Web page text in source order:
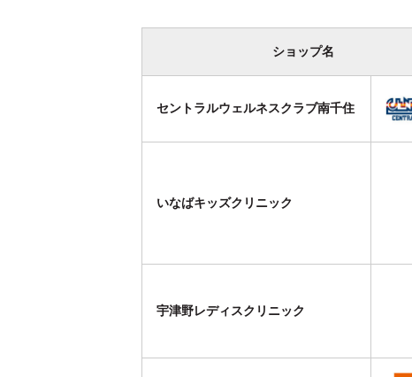
ショップ名
セントラルウェルネスクラブ南千住
いなばキッズクリニック
宇津野レディスクリニック